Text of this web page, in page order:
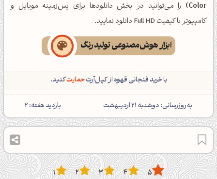
Color)
را می‌توانید در بخش دانلودها برای پس‌زمینه موبایل و
کامپیوتر با کیفیت Full HD دانلود نمایید.
ابزار هوش‌مصنوعی تولید رنگ
با خرید فنجانی قهوه از کپل‌آرتحمایتکنید.
‌به‌روزرسانی: دوشنبه 21 اردیبهشت بازدید هفته:2
5
4
3
2
1